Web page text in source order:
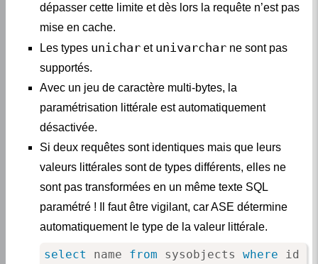
dépasser cette limite et dès lors la requête n’est pas
mise en cache.
Les types unichar et univarchar ne sont pas
supportés.
Avec un jeu de caractère multi-bytes, la
paramétrisation littérale est automatiquement
désactivée.
Si deux requêtes sont identiques mais que leurs
valeurs littérales sont de types différents, elles ne
sont pas transformées en un même texte SQL
paramétré ! Il faut être vigilant, car ASE détermine
automatiquement le type de la valeur littérale.
select name from sysobjects where id